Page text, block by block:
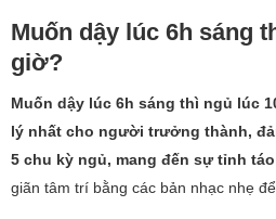
Muốn dậy lúc 6h sáng
giờ?
Muốn dậy lúc 6h sáng thì ngủ lúc
lý nhất cho người trưởng thành,
5 chu kỳ ngủ, mang đến sự tỉnh
giãn tâm trí bằng các bản nhạc nhẹ